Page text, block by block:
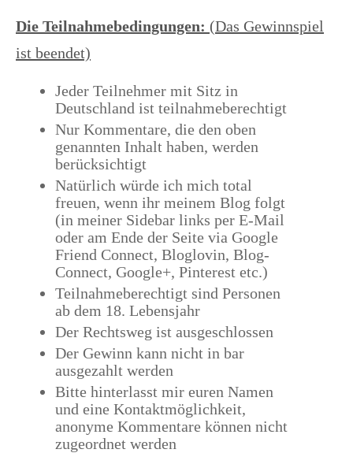
Die Teilnahmebedingungen: (Das Gewinnspiel
ist beendet)
Jeder Teilnehmer mit Sitz in
Deutschland ist teilnahmeberechtigt
Nur Kommentare, die den oben
genannten Inhalt haben, werden
berücksichtigt
Natürlich würde ich mich total
freuen, wenn ihr meinem Blog folgt
(in meiner Sidebar links per E-Mail
oder am Ende der Seite via Google
Friend Connect, Bloglovin, Blog-
Connect, Google+, Pinterest etc.)
Teilnahmeberechtigt sind Personen
ab dem 18. Lebensjahr
Der Rechtsweg ist ausgeschlossen
Der Gewinn kann nicht in bar
ausgezahlt werden
Bitte hinterlasst mir euren Namen
und eine Kontaktmöglichkeit,
anonyme Kommentare können nicht
zugeordnet werden